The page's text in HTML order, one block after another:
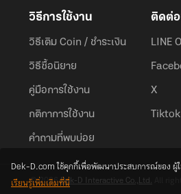
วิธีการใช้งาน
วิธีเติม Coin / ชำระเงิน
วิธีซื้อนิยาย
คู่มือการใช้งาน
กติกาการใช้งาน
คำถามที่พบบ่อย
ติดต่อ
LINE
X
Tiktok
© 2026Dek-D Interactive Co.,Ltd.
Dek-D.com ใช้คุกกี้เพื่อพัฒนาประสบการณ์ของ ผู้
เรียนรู้เพิ่มเติมที่นี่